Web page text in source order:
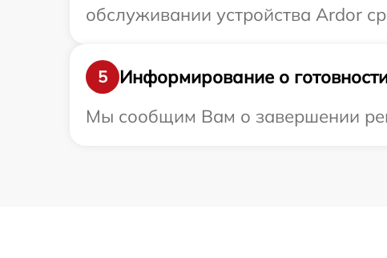
обслуживании устройства Ardor
5
Информирование о
Мы сообщим Вам о завершении